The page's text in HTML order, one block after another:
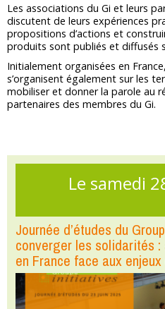
Les associations du Gi et leurs
discutent de leurs expériences
propositions d’actions et
produits sont publiés et diffusés
Initialement organisées en
s’organisent également sur les
mobiliser et donner la parole au
partenaires des membres du Gi.
Le samedi
Journée d’études du
converger les solidarités
en France face aux